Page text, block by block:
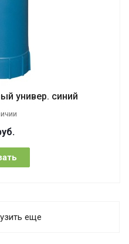
универ. синий
еще